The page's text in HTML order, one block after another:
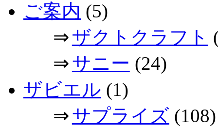
ご案内 (5)
⇒ザクトクラフト
⇒サニー (24)
ザビエル (1)
⇒サプライズ(108)